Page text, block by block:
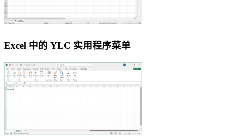
Excel 中的 YLC 实用程序菜单